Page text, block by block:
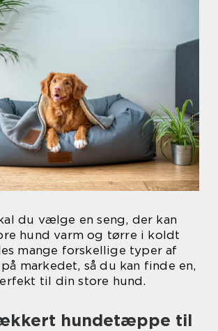
du vælge en seng, der kan
hund varm og tørre i koldt
mange forskellige typer af
markedet, så du kan finde en,
til din store hund.
hundetæppe til